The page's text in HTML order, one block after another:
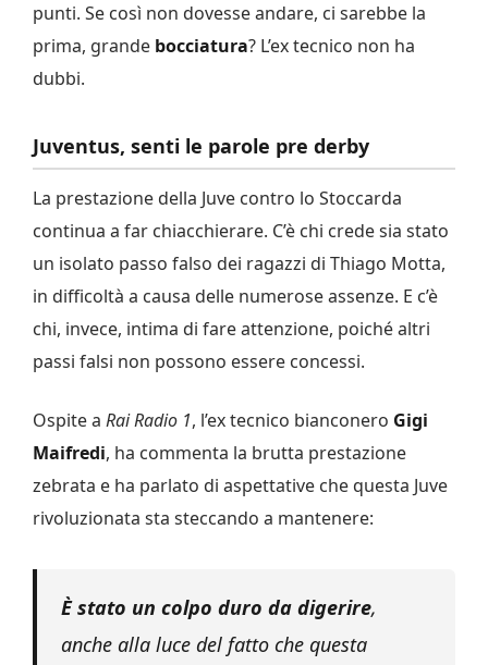
punti. Se così non dovesse andare, ci sarebbe la
prima, grande bocciatura? L’ex tecnico non ha
dubbi.
Juventus, senti le parole pre derby
La prestazione della Juve contro lo Stoccarda
continua a far chiacchierare. C’è chi crede sia stato
un isolato passo falso dei ragazzi di Thiago Motta,
in difficoltà a causa delle numerose assenze. E c’è
chi, invece, intima di fare attenzione, poiché altri
passi falsi non possono essere concessi.
Ospite a Rai Radio 1, l’ex tecnico bianconero Gigi
Maifredi, ha commenta la brutta prestazione
zebrata e ha parlato di aspettative che questa Juve
rivoluzionata sta steccando a mantenere:
È stato un colpo duro da digerire,
anche alla luce del fatto che questa